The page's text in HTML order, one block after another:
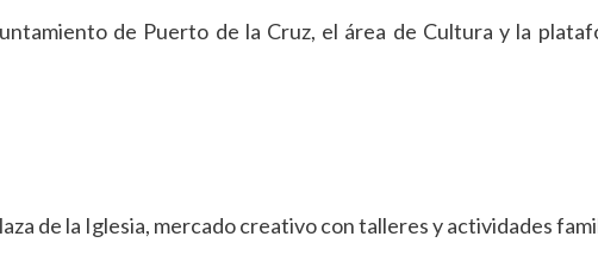
de Puerto de la Cruz, el área de Cultura y la
de la Iglesia, mercado creativo con talleres y actividades